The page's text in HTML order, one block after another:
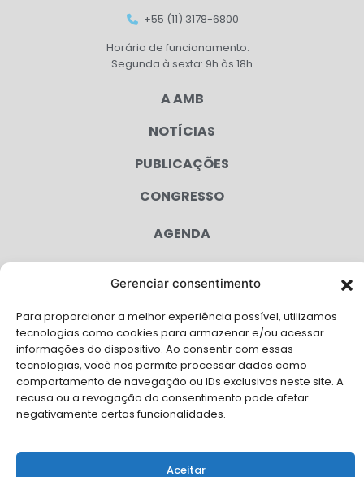
Gerenciar consentimento
Para proporcionar a melhor experiência possível, utilizamos
tecnologias como cookies para armazenar e/ou acessar
informações do dispositivo. Ao consentir com essas
tecnologias, você nos permite processar dados como
comportamento de navegação ou IDs exclusivos neste site. A
recusa ou a revogação do consentimento pode afetar
negativamente certas funcionalidades.
Aceitar
+55 (11) 3178-6800
Horário de funcionamento:
Segunda à sexta: 9h às 18h
A AMB
NOTÍCIAS
PUBLICAÇÕES
CONGRESSO
AGENDA
CAMPANHAS
FILIADAS
LGPD
FALE CONOSCO